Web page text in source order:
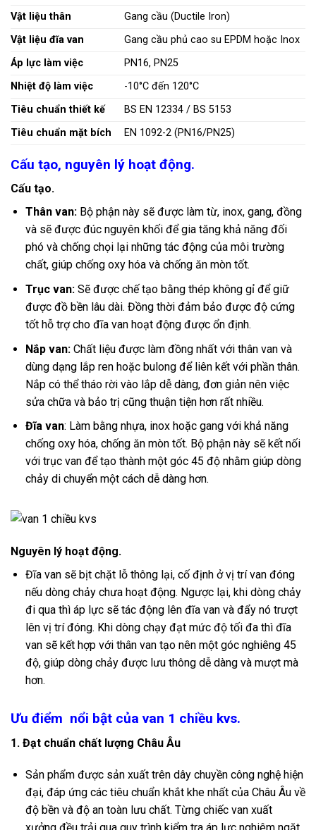
Vật liệu thân
Gang cầu (Ductile Iron)
Vật liệu đĩa van
Gang cầu phủ cao su EPDM hoặc Inox
Áp lực làm việc
PN16, PN25
Nhiệt độ làm việc
-10°C đến 120°C
Tiêu chuẩn thiết kế
BS EN 12334 / BS 5153
Tiêu chuẩn mặt bích
EN 1092-2 (PN16/PN25)
Cấu tạo, nguyên lý hoạt động.
Cấu tạo.
Thân van:Bộ phận này sẽ được làm từ, inox, gang, đồng
và sẽ được đúc nguyên khối để gia tăng khả năng đối
phó và chống chọi lại những tác động của môi trường
chất, giúp chống oxy hóa và chống ăn mòn tốt.
Trục van:Sẽ được chế tạo bằng thép không gỉ để giữ
được đồ bền lâu dài. Đồng thời đảm bảo được độ cứng
tốt hỗ trợ cho đĩa van hoạt động được ổn định.
Nắp van:Chất liệu được làm đồng nhất với thân van và
dùng dạng lắp ren hoặc bulong để liên kết với phần thân.
Nắp có thể tháo rời vào lắp dễ dàng, đơn giản nên việc
sửa chữa và bảo trị cũng thuận tiện hơn rất nhiều.
Đĩa van: Làm bằng nhựa, inox hoặc gang với khả năng
chống oxy hóa, chống ăn mòn tốt. Bộ phận này sẽ kết nối
với trục van để tạo thành một góc 45 độ nhằm giúp dòng
chảy di chuyển một cách dễ dàng hơn.
Nguyên lý hoạt động.
Đĩa van sẽ bịt chặt lỗ thông lại, cố định ở vị trí van đóng
nếu dòng chảy chưa hoạt động. Ngược lại, khi dòng chảy
đi qua thì áp lực sẽ tác động lên đĩa van và đẩy nó trượt
lên vị trí đóng. Khi dòng chạy đạt mức độ tối đa thì đĩa
van sẽ kết hợp với thân van tạo nên một góc nghiêng 45
độ, giúp dòng chảy được lưu thông dễ dàng và mượt mà
hơn.
Ưu điểm nổi bật của van 1 chiều kvs.
1. Đạt chuẩn chất lượng Châu Âu
Sản phẩm được sản xuất trên dây chuyền công nghệ hiện
đại, đáp ứng các tiêu chuẩn khắt khe nhất của Châu Âu về
độ bền và độ an toàn lưu chất. Từng chiếc van xuất